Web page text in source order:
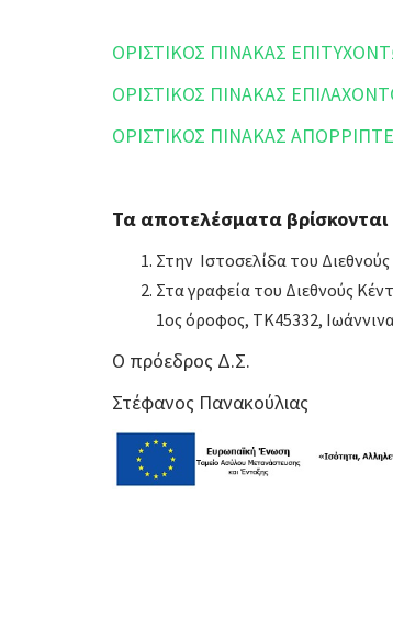
ΟΡΙΣΤΙΚΟΣ ΠΙΝΑΚΑΣ
ΟΡΙΣΤΙΚΟΣ ΠΙΝΑΚΑΣ
ΟΡΙΣΤΙΚΟΣ ΠΙΝΑΚΑΣ
Τα αποτελέσματα
Στην Ιστοσελίδα του
Στα γραφεία του Διεθνούς
1ος όροφος, ΤΚ45332,
Ο πρόεδρος Δ.Σ.
Στέφανος Πανακούλιας